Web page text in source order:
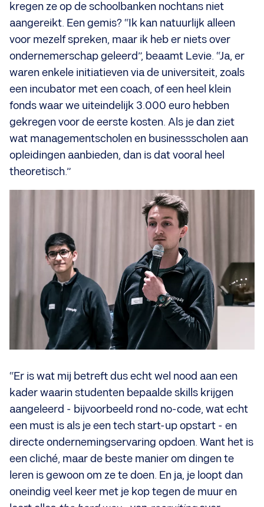
kregen ze op de schoolbanken nochtans niet
aangereikt. Een gemis? “Ik kan natuurlijk alleen
voor mezelf spreken, maar ik heb er niets over
ondernemerschap geleerd”, beaamt Levie. “Ja, er
waren enkele initiatieven via de universiteit, zoals
een incubator met een coach, of een heel klein
fonds waar we uiteindelijk 3.000 euro hebben
gekregen voor de eerste kosten. Als je dan ziet
wat managementscholen en businessscholen aan
opleidingen aanbieden, dan is dat vooral heel
theoretisch.”
“Er is wat mij betreft dus echt wel nood aan een
kader waarin studenten bepaalde skills krijgen
aangeleerd - bijvoorbeeld rond no-code, wat echt
een must is als je een tech start-up opstart - en
directe ondernemingservaring opdoen. Want het is
een cliché, maar de beste manier om dingen te
leren is gewoon om ze te doen. En ja, je loopt dan
oneindig veel keer met je kop tegen de muur en